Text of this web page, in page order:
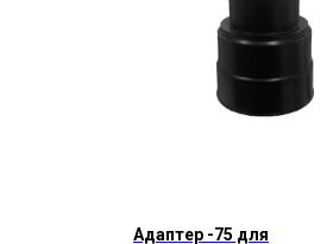
Адаптер -75 для